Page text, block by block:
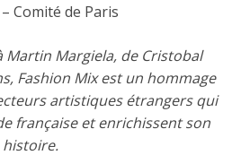
Comité de Paris
Martin Margiela, de Cristobal
Fashion Mix est un hommage
artistiques étrangers qui
française et enrichissent son
histoire.